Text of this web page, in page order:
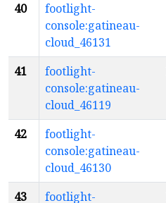
40
footlight-
console:gatineau-
cloud_46131
41
footlight-
console:gatineau-
cloud_46119
42
footlight-
console:gatineau-
cloud_46130
43
footlight-